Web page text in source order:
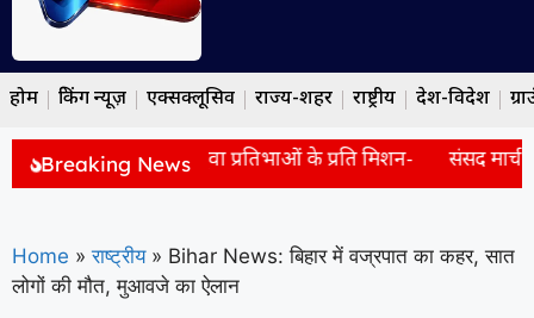
होम ब्रेकिंग न्यूज़ एक्सक्लूसिव राज्य-शहर राष्ट्रीय देश-विदेश
Breaking News
ने जारी किया युवा प्रतिभाओं के प्रति मिशन- संसद मार्च
Home » राष्ट्रीय » Bihar News: बिहार में वज्रपात का कहर, सात
लोगों की मौत, मुआवजे का ऐलान